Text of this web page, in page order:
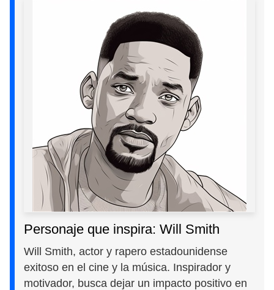
Personaje que inspira: Will Smith
Will Smith, actor y rapero estadounidense
exitoso en el cine y la música. Inspirador y
motivador, busca dejar un impacto positivo en